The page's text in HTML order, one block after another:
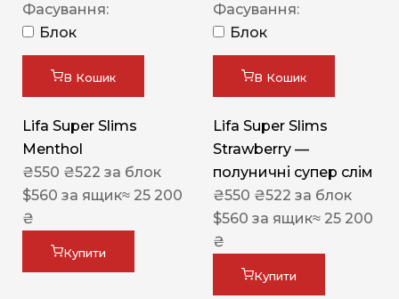
Фасування:
Блок
В Кошик
Lifa Super Slims
Menthol
₴550 ₴522 за блок
$560 за ящик≈ 25 200
₴
Купити
Фасування:
Блок
В Кошик
Lifa Super Slims
Strawberry —
полуничні супер слім
₴550 ₴522 за блок
$560 за ящик≈ 25 200
₴
Купити